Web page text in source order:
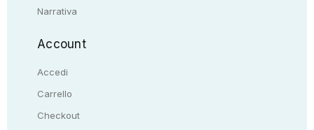
Narrativa
Account
Accedi
Carrello
Checkout